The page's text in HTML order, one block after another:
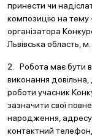
принести чи
композицію на тему
організатора
Львівська область,
2. Робота має бути
виконання довільна,
роботи учасник
зазначити свої
народження, адресу
контактний